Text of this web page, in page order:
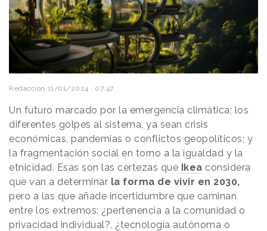
Redacción 11/01/2024 · 07:47
Un futuro marcado por la emergencia climática; los
diferentes golpes al sistema, ya sean crisis
económicas, pandemias o conflictos geopolíticos; y
la fragmentación social en torno a la igualdad y la
etnicidad. Esas son las certezas que Ikea considera
que van a determinar la forma de vivir en 2030,
pero a las que añade incertidumbre que caminan
entre los extremos: ¿pertenencia a la comunidad o
privacidad individual?, ¿tecnología autónoma o